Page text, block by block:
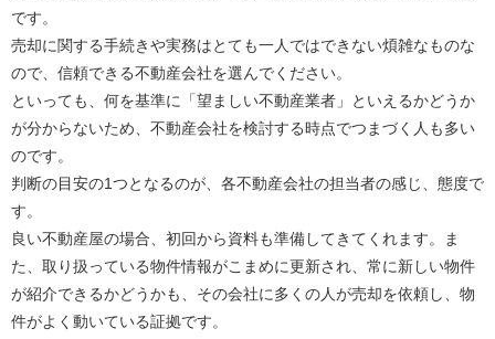
です。
売却に関する手続きや実務はとても一人ではできない煩雑なものな
ので、信頼できる不動産会社を選んでください。
といっても、何を基準に「望ましい不動産業者」といえるかどうか
が分からないため、不動産会社を検討する時点でつまづく人も多い
のです。
判断の目安の1つとなるのが、各不動産会社の担当者の感じ、態度で
す。
良い不動産屋の場合、初回から資料も準備してきてくれます。ま
た、取り扱っている物件情報がこまめに更新され、常に新しい物件
が紹介できるかどうかも、その会社に多くの人が売却を依頼し、物
件がよく動いている証拠です。